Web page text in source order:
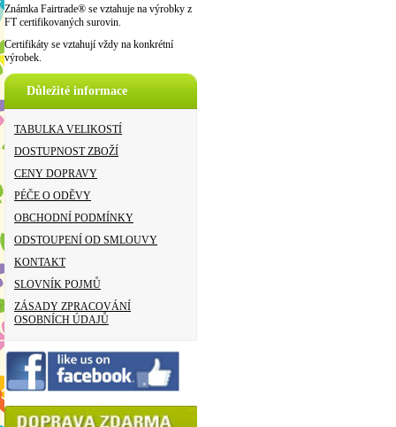
Známka Fairtrade® se vztahuje na výrobky z
FT certifikovaných surovin.
Certifikáty se vztahují vždy na konkrétní
výrobek.
Důležité informace
TABULKA VELIKOSTÍ
DOSTUPNOST ZBOŽÍ
CENY DOPRAVY
PÉČE O ODĚVY
OBCHODNÍ PODMÍNKY
ODSTOUPENÍ OD SMLOUVY
KONTAKT
SLOVNÍK POJMŮ
ZÁSADY ZPRACOVÁNÍ
OSOBNÍCH ÚDAJŮ